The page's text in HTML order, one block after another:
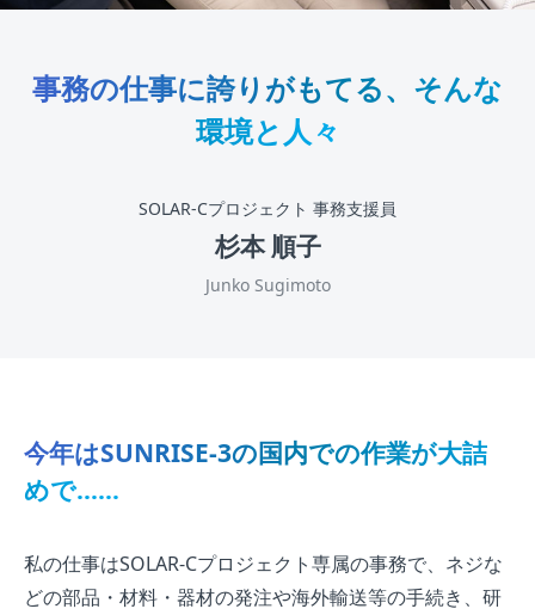
事務の仕事に誇りがもてる、そんな
環境と人々
SOLAR-Cプロジェクト 事務支援員
杉本 順子
Junko Sugimoto
今年はSUNRISE-3の国内での作業が大詰
めで……
私の仕事はSOLAR-Cプロジェクト専属の事務で、ネジな
どの部品・材料・器材の発注や海外輸送等の手続き、研